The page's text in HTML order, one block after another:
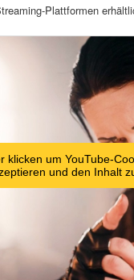
Plattformen
klicken um YouTube-
und den Inhalt